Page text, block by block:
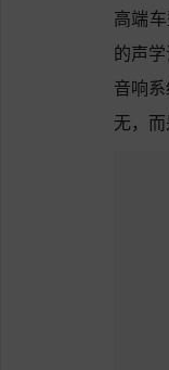
高端
的声
音响
无，